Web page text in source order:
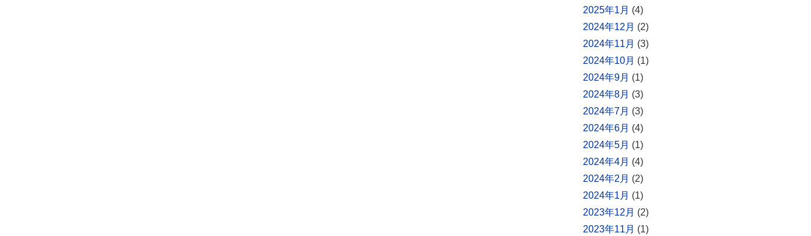
2025年1月 (4)
2024年12月 (2)
2024年11月 (3)
2024年10月 (1)
2024年9月 (1)
2024年8月 (3)
2024年7月 (3)
2024年6月 (4)
2024年5月 (1)
2024年4月 (4)
2024年2月 (2)
2024年1月 (1)
2023年12月 (2)
2023年11月 (1)